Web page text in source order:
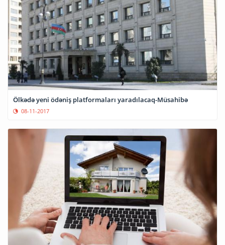
Ölkədə yeni ödəniş platformaları yaradılacaq-Müsahibə
08-11-2017